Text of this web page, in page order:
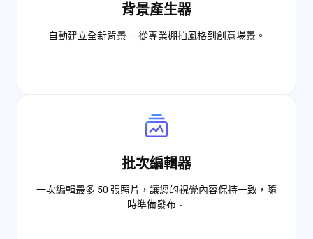
背景產生器
自動建立全新背景 — 從專業棚拍風格到創意場景。
批次編輯器
一次編輯最多 50 張照片，讓您的視覺內容保持一致，隨
時準備發布。